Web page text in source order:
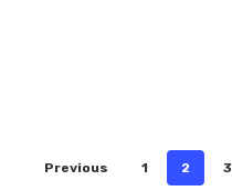
Previous 1 2 3